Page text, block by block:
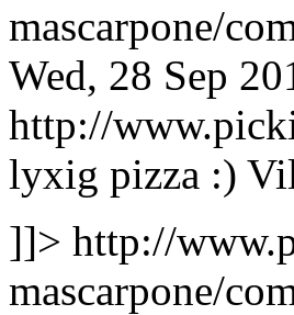
mascarpone/
Wed, 28 Sep
http://
lyxig pizza :)
]]> http://
mascarpone/